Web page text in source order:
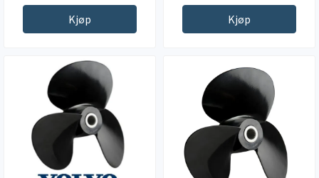
Kjøp Kjøp